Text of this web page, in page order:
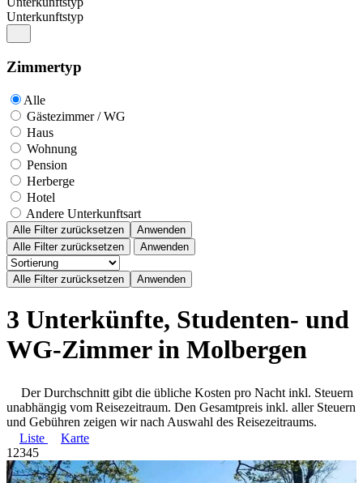
Unterkunftstyp
Zimmertyp
Alle
Gästezimmer / WG
Haus
Wohnung
Pension
Herberge
Hotel
Andere Unterkunftsart
Alle Filter zurücksetzen
Anwenden
Alle Filter zurücksetzen
Anwenden
3 Unterkünfte, Studenten- und
WG-Zimmer in Molbergen
Der Durchschnitt gibt die übliche Kosten pro Nacht inkl. Steuern
unabhängig vom Reisezeitraum. Den Gesamtpreis inkl. aller Steuern
und Gebühren zeigen wir nach Auswahl des Reisezeitraums.
Liste
Karte
1 2345